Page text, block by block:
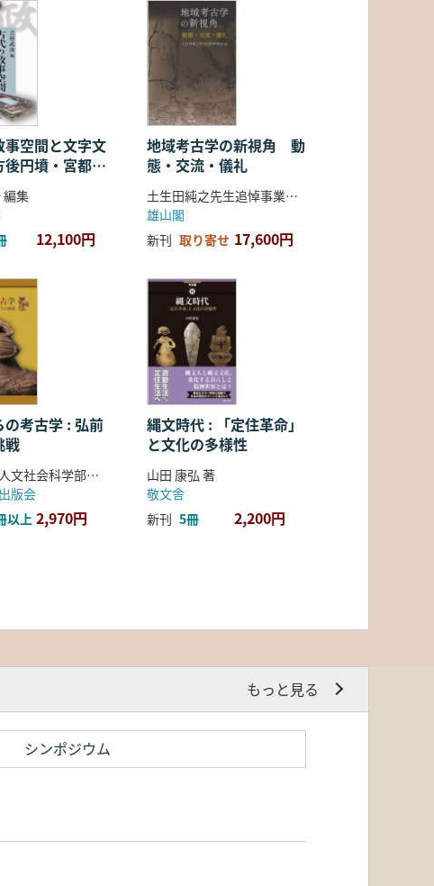
事空間と文字文
円墳・宮都・
編集
12,100円
地域考古学の新視角 動
態・交流・儀礼
土生田純之先生追悼事業会 編
雄山閣
新刊 取り寄せ 17,600円
の考古学 : 弘前
戦
弘前大学人文社会科学部北日本考古学研究センター 編
版会
以上 2,970円
縄文時代 : 「定住革命」
と文化の多様性
山田 康弘 著
敬文舎
新刊 5冊 2,200円
もっと見る
シンポジウム